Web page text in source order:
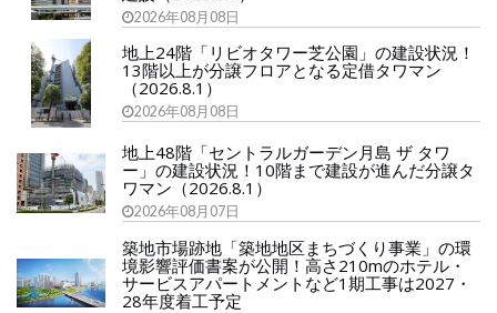
2026年08月08日
地上24階「リビオタワー芝公園」の建設状況！
13階以上が分譲フロアとなる定借タワマン
（2026.8.1）
2026年08月08日
地上48階「セントラルガーデン月島 ザ タワ
ー」の建設状況！10階まで建設が進んだ分譲タ
ワマン（2026.8.1）
2026年08月07日
築地市場跡地「築地地区まちづくり事業」の環
境影響評価書案が公開！高さ210mのホテル・
サービスアパートメントなど1期工事は2027・
28年度着工予定